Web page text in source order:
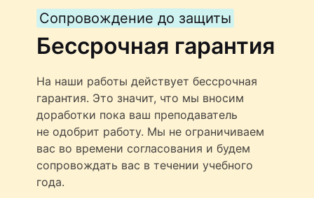
Сопровождение до защиты
Бессрочная гарантия
На наши работы действует бессрочная
гарантия. Это значит, что мы вносим
доработки пока ваш преподаватель
не одобрит работу. Мы не ограничиваем
вас во времени согласования и будем
сопровождать вас в течении учебного
года.